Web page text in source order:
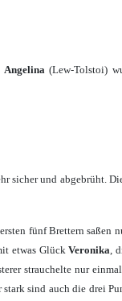
Angelina(Lew-Tolstoi)
sicher und abgebrüht.
fünf Brettern saßen
etwas GlückVeronika,
strauchelte nur
sind auch die drei